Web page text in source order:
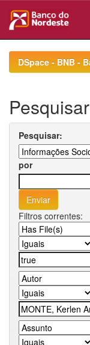
navigationDSpace - BNB -
Pesquisar
Pesquisar:
por
Filtros correntes: